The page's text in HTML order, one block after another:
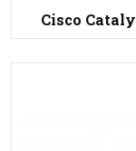
Cisco